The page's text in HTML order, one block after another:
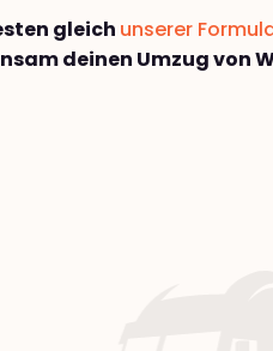
gleich unserer
deinen Umzug von